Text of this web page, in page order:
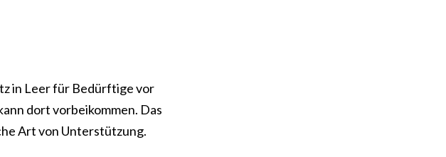
in Leer für Bedürftige vor
dort vorbeikommen. Das
Art von Unterstützung.